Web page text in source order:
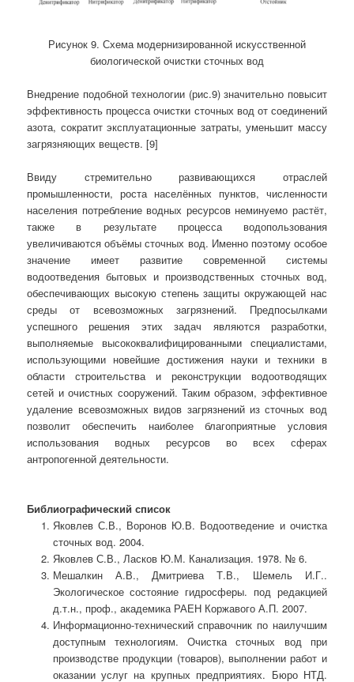
Рисунок 9. Схема модернизированной искусственной
биологической очистки сточных вод
Внедрение подобной технологии (рис.9) значительно повысит
эффективность процесса очистки сточных вод от соединений
азота, сократит эксплуатационные затраты, уменьшит массу
загрязняющих веществ. [9]
Ввиду стремительно развивающихся отраслей
промышленности, роста населённых пунктов, численности
населения потребление водных ресурсов неминуемо растёт,
также в результате процесса водопользования
увеличиваются объёмы сточных вод. Именно поэтому особое
значение имеет развитие современной системы
водоотведения бытовых и производственных сточных вод,
обеспечивающих высокую степень защиты окружающей нас
среды от всевозможных загрязнений. Предпосылками
успешного решения этих задач являются разработки,
выполняемые высококвалифицированными специалистами,
использующими новейшие достижения науки и техники в
области строительства и реконструкции водоотводящих
сетей и очистных сооружений. Таким образом, эффективное
удаление всевозможных видов загрязнений из сточных вод
позволит обеспечить наиболее благоприятные условия
использования водных ресурсов во всех сферах
антропогенной деятельности.
Библиографический список
Яковлев С.В., Воронов Ю.В. Водоотведение и очистка
сточных вод. 2004.
Яковлев С.В., Ласков Ю.М. Канализация. 1978. № 6.
Мешалкин А.В., Дмитриева Т.В., Шемель И.Г..
Экологическое состояние гидросферы. под редакцией
д.т.н., проф., академика РАЕН Коржавого А.П. 2007.
Информационно-технический справочник по наилучшим
доступным технологиям. Очистка сточных вод при
производстве продукции (товаров), выполнении работ и
оказании услуг на крупных предприятиях. Бюро НТД.